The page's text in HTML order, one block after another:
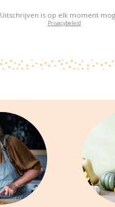
Uitschrijven is op elk moment
Privacybeleid